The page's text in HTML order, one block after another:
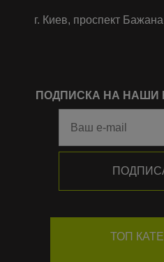
г. Киев, проспект
ПОДПИСКА НА НАШИ
ТОП